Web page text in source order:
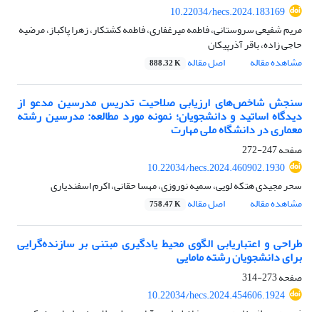
10.22034/hecs.2024.183169
مریم شفیعی سروستانی، فاطمه میرغفاری، فاطمه کشتکار، زهرا پاکباز، مرضیه
حاجی زاده، باقر آذرپیکان
مشاهده مقاله
اصل مقاله 888.32 K
سنجش شاخص‌های ارزیابی صلاحیت تدریس مدرسین مدعو از
دیدگاه اساتید و دانشجویان؛ نمونه مورد مطالعه: مدرسین رشته
معماری در دانشگاه ملی مهارت
صفحه247-272
10.22034/hecs.2024.460902.1930
سحر مجیدی هتکه لویی، سمیه نوروزی، مهسا حقانی، اکرم اسفندیاری
مشاهده مقاله
اصل مقاله 758.47 K
طراحی و اعتبار‌یابی الگوی محیط یادگیری مبتنی بر سازنده‌گرایی
برای دانشجویان رشته مامایی
صفحه273-314
10.22034/hecs.2024.454606.1924